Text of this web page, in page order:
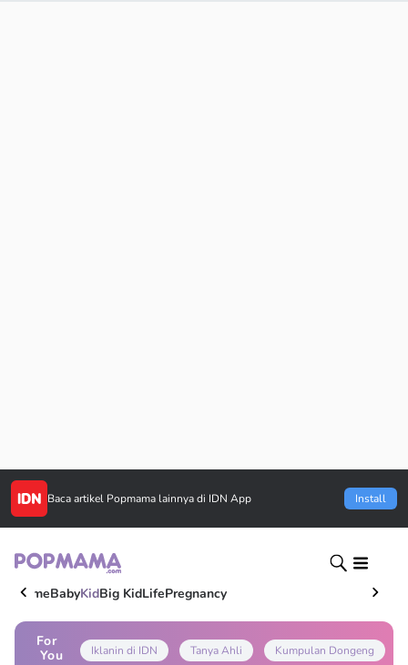
Baca artikel Popmama lainnya di IDN App Install
HomeBabyKidBig KidLifePregnancy
For
You
Iklanin di IDN Tanya Ahli Kumpulan Dongeng